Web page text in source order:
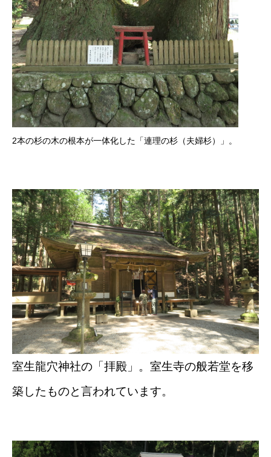
2本の杉の木の根本が一体化した「連理の杉（夫婦杉）」。
室生龍穴神社の「拝殿」。室生寺の般若堂を移
築したものと言われています。